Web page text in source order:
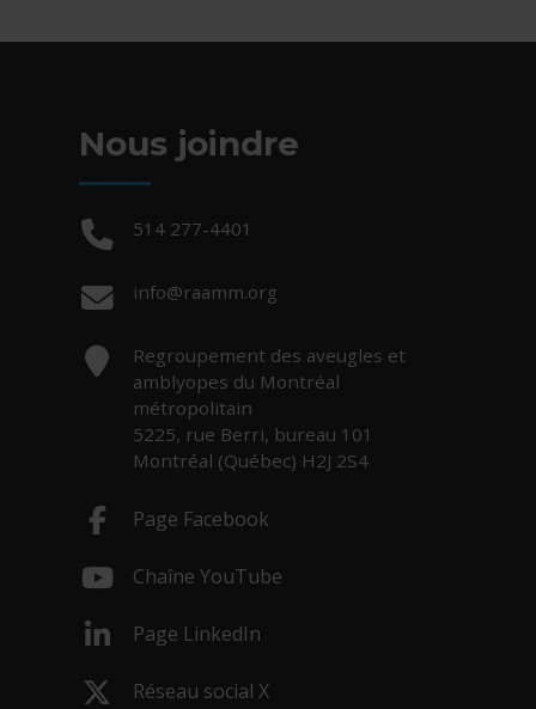
Nous joindre
Téléphone :
514 277-4401
Courriel :
info@raamm.org
Adresse :
Regroupement des aveugles et
amblyopes du Montréal
métropolitain
5225, rue Berri, bureau 101
Montréal (Québec) H2J 2S4
Page Facebook
Chaîne YouTube
Page LinkedIn
Réseau social X